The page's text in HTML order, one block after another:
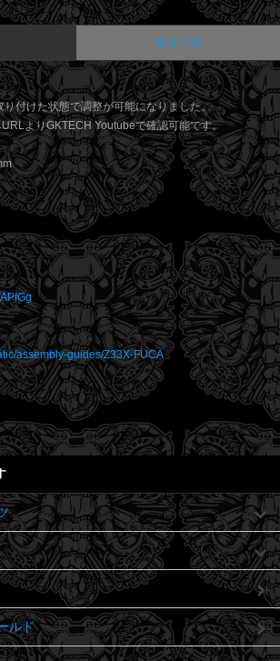
イメージ
付けた状態で調整が可能になりました。
よりGKTECH Youtubeで確認可能です。
assembly-guides/Z33X-FUCA
ルド